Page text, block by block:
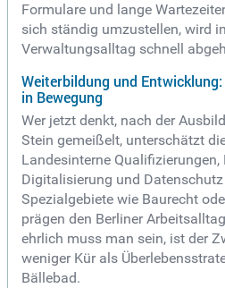
Formulare und lange
sich ständig umzustellen, wird
Verwaltungsalltag schnell
Weiterbildung und
in Bewegung
Wer jetzt denkt, nach der
Stein gemeißelt, unterschätzt
Landesinterne
Digitalisierung und
Spezialgebiete wie Baurecht
prägen den Berliner
ehrlich muss man sein, ist der
weniger Kür als
Bällebad.